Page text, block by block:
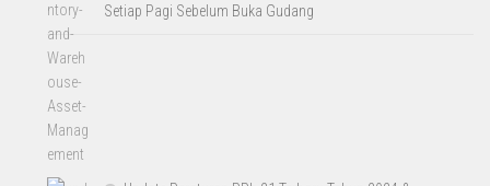
Setiap Pagi Sebelum Buka Gudang